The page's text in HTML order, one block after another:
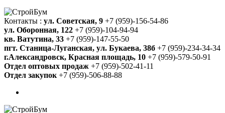
Контакты : ул. Советская, 9 +7 (959)-156-54-86
ул. Оборонная, 122 +7 (959)-104-94-94
кв. Ватутина, 33 +7 (959)-147-55-50
пгт. Станица-Луганская, ул. Букаева, 38б +7 (959)-234-34-34
г.Александровск, Красная площадь, 10 +7 (959)-579-50-91
Отдел оптовых продаж +7 (959)-502-41-11
Отдел закупок +7 (959)-506-88-88